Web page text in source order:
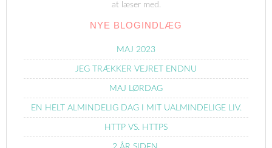
at læser med.
NYE BLOGINDLÆG
MAJ 2023
JEG TRÆKKER VEJRET ENDNU
MAJ LØRDAG
EN HELT ALMINDELIG DAG I MIT UALMINDELIGE LIV.
HTTP VS. HTTPS